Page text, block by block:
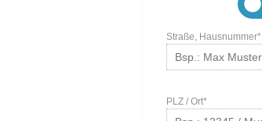
Straße, Hausnummer*
PLZ / Ort*